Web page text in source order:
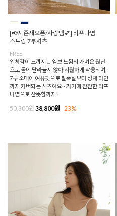
[📢시즌재오픈/사랑템💕] 리프나염
스트링 7부셔츠
FREE
입체감이 느껴지는 엠보 느낌의 가벼운 원단
으로 몸에 달라붙지 않아 시원하게 착용되며,
7부 소매에 여유핏으로 팔뚝살부터 상체 라인
까지 커버되는 셔츠예요~ 거기에 잔잔한 리프
나염으로 산뜻함까지!
50,300원38,800원 23%